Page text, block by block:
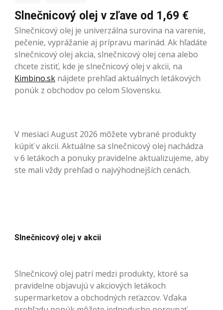
Slnečnicový olej v zľave od 1,69 €
Slnečnicový olej je univerzálna surovina na varenie,
pečenie, vyprážanie aj prípravu marinád. Ak hľadáte
slnečnicový olej akcia, slnečnicový olej cena alebo
chcete zistiť, kde je slnečnicový olej v akcii, na
Kimbino.sk nájdete prehľad aktuálnych letákových
ponúk z obchodov po celom Slovensku.
V mesiaci August 2026 môžete vybrané produkty
kúpiť v akcii. Aktuálne sa slnečnicový olej nachádza
v 6 letákoch a ponuky pravidelne aktualizujeme, aby
ste mali vždy prehľad o najvýhodnejších cenách.
Slnečnicový olej v akcii
Slnečnicový olej patrí medzi produkty, ktoré sa
pravidelne objavujú v akciových letákoch
supermarketov a obchodných reťazcov. Vďaka